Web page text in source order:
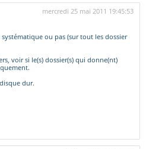
mercredi 25 mai 2011 19:45:53
ou pas (sur tout les dossier
voir si le(s) dossier(s) qui donne(nt)
dur.